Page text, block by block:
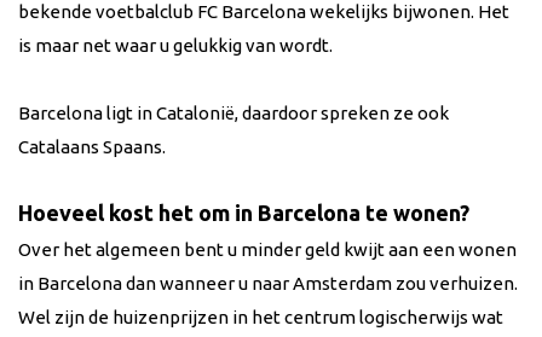
bekende voetbalclub FC Barcelona wekelijks bijwonen. Het
is maar net waar u gelukkig van wordt.
Barcelona ligt in Catalonië, daardoor spreken ze ook
Catalaans Spaans.
Hoeveel kost het om in Barcelona te wonen?
Over het algemeen bent u minder geld kwijt aan een wonen
in Barcelona dan wanneer u naar Amsterdam zou verhuizen.
Wel zijn de huizenprijzen in het centrum logischerwijs wat